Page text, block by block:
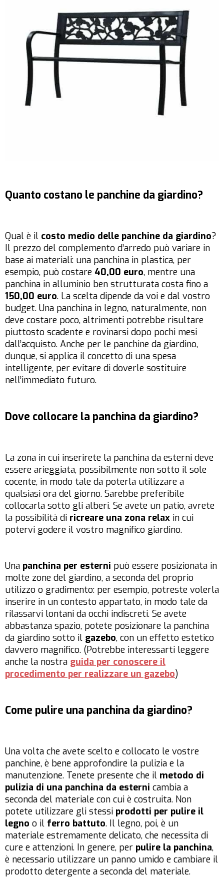
Quanto costano le panchine da giardino?
Qual è il costo medio delle panchine da giardino?
Il prezzo del complemento d’arredo può variare in
base ai materiali: una panchina in plastica, per
esempio, può costare 40,00 euro, mentre una
panchina in alluminio ben strutturata costa fino a
150,00 euro. La scelta dipende da voi e dal vostro
budget. Una panchina in legno, naturalmente, non
deve costare poco, altrimenti potrebbe risultare
piuttosto scadente e rovinarsi dopo pochi mesi
dall’acquisto. Anche per le panchine da giardino,
dunque, si applica il concetto di una spesa
intelligente, per evitare di doverle sostituire
nell’immediato futuro.
Dove collocare la panchina da giardino?
La zona in cui inserirete la panchina da esterni deve
essere arieggiata, possibilmente non sotto il sole
cocente, in modo tale da poterla utilizzare a
qualsiasi ora del giorno. Sarebbe preferibile
collocarla sotto gli alberi. Se avete un patio, avrete
la possibilità di ricreare una zona relax in cui
potervi godere il vostro magnifico giardino.
Una panchina per esterni può essere posizionata in
molte zone del giardino, a seconda del proprio
utilizzo o gradimento: per esempio, potreste volerla
inserire in un contesto appartato, in modo tale da
rilassarvi lontani da occhi indiscreti. Se avete
abbastanza spazio, potete posizionare la panchina
da giardino sotto il gazebo, con un effetto estetico
davvero magnifico. (Potrebbe interessarti leggere
anche la nostra guida per conoscere il
procedimento per realizzare un gazebo)
Come pulire una panchina da giardino?
Una volta che avete scelto e collocato le vostre
panchine, è bene approfondire la pulizia e la
manutenzione. Tenete presente che il metodo di
pulizia di una panchina da esterni cambia a
seconda del materiale con cui è costruita. Non
potete utilizzare gli stessi prodotti per pulire il
legno o il ferro battuto. Il legno, poi, è un
materiale estremamente delicato, che necessita di
cure e attenzioni. In genere, per pulire la panchina,
è necessario utilizzare un panno umido e cambiare il
prodotto detergente a seconda del materiale.